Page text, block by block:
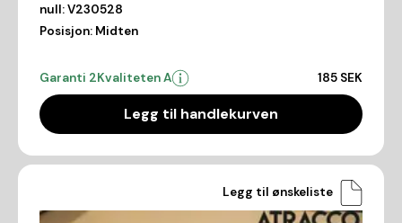
null:V230528
Posisjon: Midten
Garanti 2Kvaliteten A 185 SEK
Legg til handlekurven
Legg til ønskeliste